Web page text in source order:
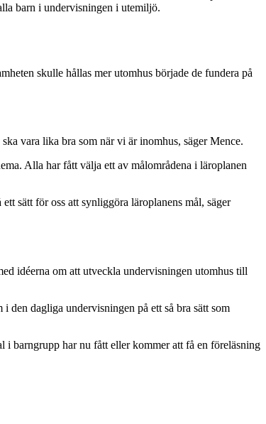
barn i undervisningen i utemiljö.
skulle hållas mer utomhus började de fundera på
vara lika bra som när vi är inomhus, säger Mence.
Alla har fått välja ett av målområdena i läroplanen
sätt för oss att synliggöra läroplanens mål, säger
idéerna om att utveckla undervisningen utomhus till
den dagliga undervisningen på ett så bra sätt som
i barngrupp har nu fått eller kommer att få en föreläsning